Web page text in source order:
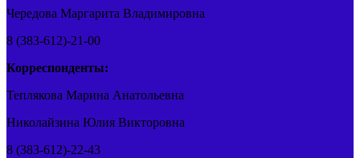
Чередова Маргарита Владимировна
8 (383-612)-21-00
Корреспонденты:
Теплякова Марина Анатольевна
Николайзина Юлия Викторовна
8 (383-612)-22-43